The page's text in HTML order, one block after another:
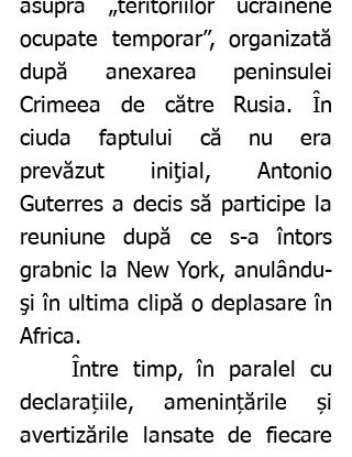
asupra „teritoriilor ucrainene
ocupate temporar”, organizată
după anexarea peninsulei
Crimeea de către Rusia. În
ciuda faptului că nu era
prevăzut iniţial, Antonio
Guterres a decis să participe la
reuniune după ce s-a întors
grabnic la New York, anulându-
şi în ultima clipă o deplasare în
Africa.
declarațiile, amenințările și
avertizările lansate de fiecare